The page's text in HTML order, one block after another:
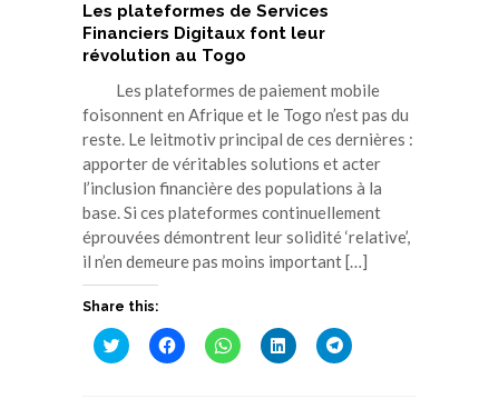
Les plateformes de Services
Financiers Digitaux font leur
révolution au Togo
Les plateformes de paiement mobile
foisonnent en Afrique et le Togo n’est pas du
reste. Le leitmotiv principal de ces dernières :
apporter de véritables solutions et acter
l’inclusion financière des populations à la
base. Si ces plateformes continuellement
éprouvées démontrent leur solidité ‘relative’,
il n’en demeure pas moins important […]
Share this:
Cliquez
pour
Cliquez
pour
Cliquez
pour
Cliquez
pour
Cliquez
pour